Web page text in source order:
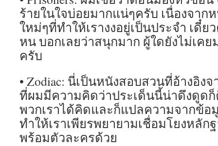
ร้ายในใจบ่อยมากแน่ๆครับ เนื่องจา
ใหม่ๆที่ทำให้เรางงอยู่เป็นประจำ เดี๋
หน บอกเลยว่าสนุกมาก ผู้ใดยังไม่เคย
ครับ
• Zodiac: นี่เป็นหนังสอบสวนที่อ้างอิงจ
ที่ผมมีความคิดว่าประเด็นนี้น่าดึงดูด
พวกเราได้คิดและก็แปลความจากข้
ทำให้เราเพียรพยายามเชื่อมโยงหลั
พร้อมตัวละครด้วย